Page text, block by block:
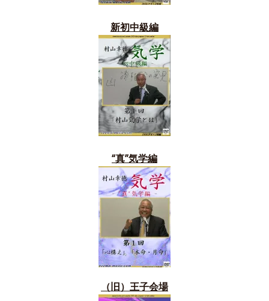
新初中級編
“真”気学編
（旧） 王子会場